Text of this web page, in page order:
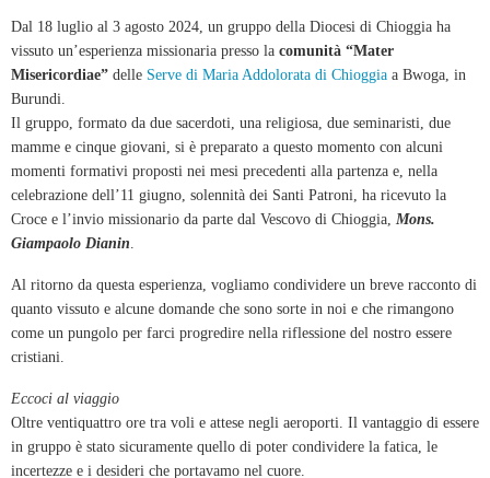
Dal 18 luglio al 3 agosto 2024, un gruppo della Diocesi di Chioggia ha
vissuto un’esperienza missionaria presso la comunità “Mater
Misericordiae” delle Serve di Maria Addolorata di Chioggia a Bwoga, in
Burundi.
Il gruppo, formato da due sacerdoti, una religiosa, due seminaristi, due
mamme e cinque giovani, si è preparato a questo momento con alcuni
momenti formativi proposti nei mesi precedenti alla partenza e, nella
celebrazione dell’11 giugno, solennità dei Santi Patroni, ha ricevuto la
Croce e l’invio missionario da parte dal Vescovo di Chioggia, Mons.
Giampaolo Dianin.
Al ritorno da questa esperienza, vogliamo condividere un breve racconto di
quanto vissuto e alcune domande che sono sorte in noi e che rimangono
come un pungolo per farci progredire nella riflessione del nostro essere
cristiani.
Eccoci al viaggio
Oltre ventiquattro ore tra voli e attese negli aeroporti. Il vantaggio di essere
in gruppo è stato sicuramente quello di poter condividere la fatica, le
incertezze e i desideri che portavamo nel cuore.